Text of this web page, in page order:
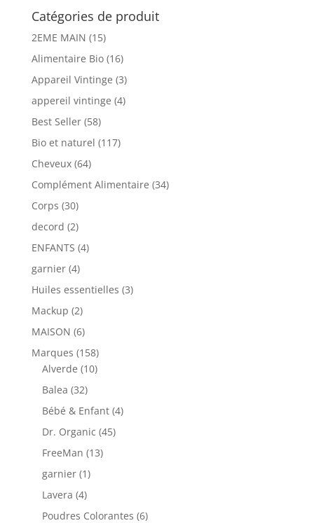
Catégories de produit
2EME MAIN (15)
Alimentaire Bio (16)
Appareil Vintinge (3)
appereil vintinge (4)
Best Seller (58)
Bio et naturel (117)
Cheveux (64)
Complément Alimentaire (34)
Corps (30)
decord (2)
ENFANTS (4)
garnier (4)
Huiles essentielles (3)
Mackup (2)
MAISON (6)
Marques (158)
Alverde (10)
Balea (32)
Bébé & Enfant (4)
Dr. Organic (45)
FreeMan (13)
garnier (1)
Lavera (4)
Poudres Colorantes (6)